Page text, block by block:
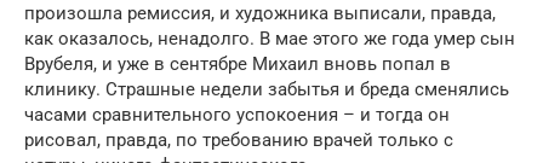
произошла ремиссия, и художника выписали, правда,
как оказалось, ненадолго. В мае этого же года умер сын
Врубеля, и уже в сентябре Михаил вновь попал в
клинику. Страшные недели забытья и бреда сменялись
часами сравнительного успокоения – и тогда он
рисовал, правда, по требованию врачей только с